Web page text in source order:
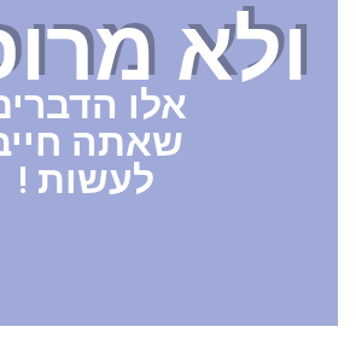
ולא
אלו
שאתה
לעשות !